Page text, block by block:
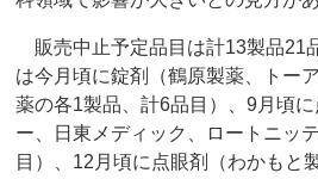
販売中止予定品目は計13製品21
は今月頃に錠剤（鶴原製薬、トー
薬の各1製品、計6品目）、9月頃
ー、日東メディック、ロートニッ
目）、12月頃に点眼剤（わかもと